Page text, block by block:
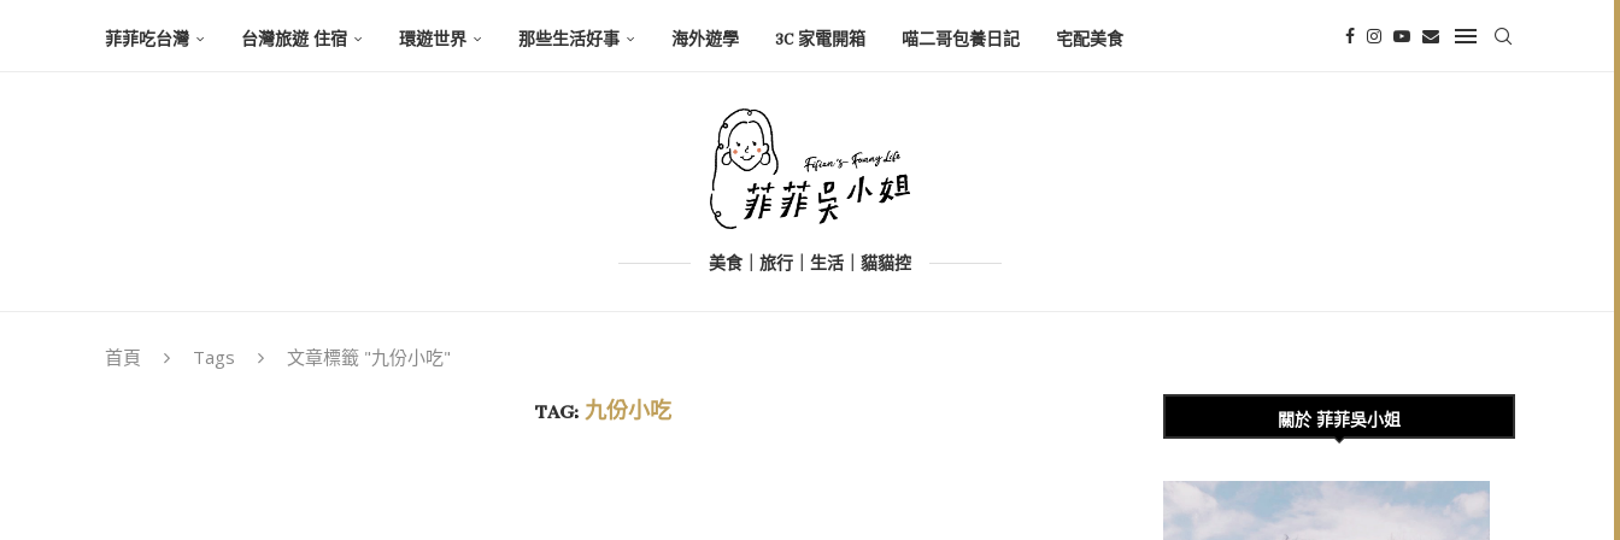
菲菲吃台灣 台灣旅遊 住宿 環遊世界 那些生活好事 海外遊學 3C 家電開箱 喵二哥包養日記 宅配美食
美食｜旅行｜生活｜貓貓控
首頁 Tags 文章標籤 "九份小吃"
TAG:九份小吃 關於 菲菲吳小姐